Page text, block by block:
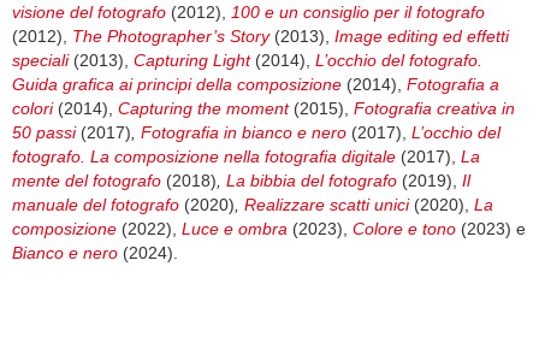
visione del fotografo (2012), 100 e un consiglio per il fotografo
(2012), The Photographer’s Story (2013), Image editing ed effetti
speciali (2013), Capturing Light(2014), L’occhio del fotografo.
Guida grafica ai principi della composizione (2014), Fotografia a
colori (2014), Capturing the moment (2015), Fotografia creativa in
50 passi (2017), Fotografia in bianco e nero (2017), L’occhio del
fotografo. La composizione nella fotografia digitale (2017), La
mente del fotografo (2018), La bibbia del fotografo (2019), Il
manuale del fotografo (2020), Realizzare scatti unici (2020), La
composizione (2022), Luce e ombra (2023), Colore e tono (2023) e
Bianco e nero (2024).